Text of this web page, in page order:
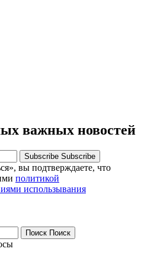
важных новостей
Subscribe Subscribe
вы подтверждаете, что
политикой
использывания
Поиск Поиск